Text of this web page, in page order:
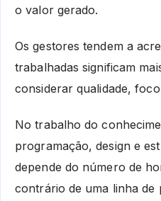
o valor gerado.
Os gestores tendem a
trabalhadas significam
considerar qualidade,
No trabalho do
programação, design e
depende do número de
contrário de uma linha